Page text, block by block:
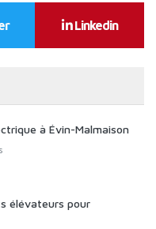
Linkedin
à Évin-Malmaison
élévateurs pour